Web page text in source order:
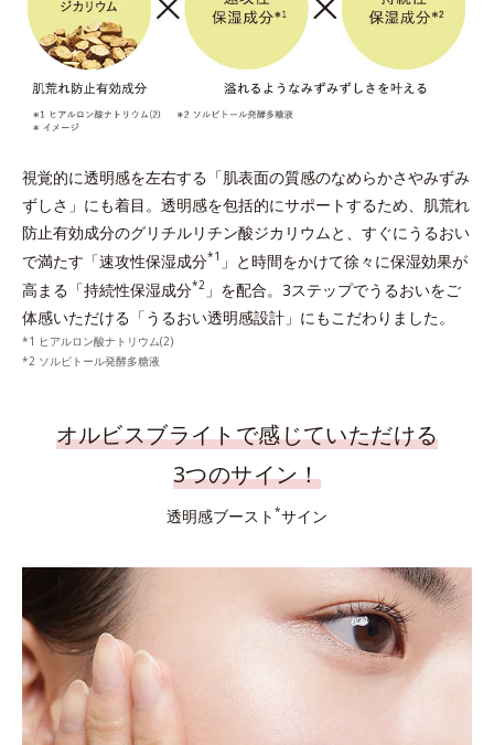
視覚的に透明感を左右する「肌表面の質感のなめらかさやみずみ
ずしさ」にも着目。透明感を包括的にサポートするため、肌荒れ
防止有効成分のグリチルリチン酸ジカリウムと、すぐにうるおい
で満たす「速攻性保湿成分*1 」と時間をかけて徐々に保湿効果が
高まる「持続性保湿成分*2 」を配合。3ステップでうるおいをご
体感いただける「うるおい透明感設計」にもこだわりました。
ヒアルロン酸ナトリウム(2)
ソルビトール発酵多糖液
オルビスブライトで感じていただける
3つのサイン！
透明感ブースト *サイン